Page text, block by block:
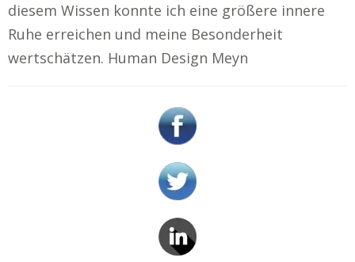
diesem Wissen konnte ich eine größere innere
Ruhe erreichen und meine Besonderheit
wertschätzen. Human Design Meyn